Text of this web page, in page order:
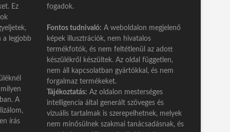
Ez
a legjobb
A
írás
fogadok.
Fontos tudnivaló: A weboldalon megjelenő
képek illusztrációk, nem hivatalos
termékfotók, és nem feltétlenül az adott
készülékről készültek. Az oldal független,
nem áll kapcsolatban gyártókkal, és nem
forgalmaz termékeket.
Tájékoztatás: Az oldalon mesterséges
intelligencia által generált szöveges és
vizuális tartalmak is szerepelhetnek, melyek
nem minősülnek szakmai tanácsadásnak, és